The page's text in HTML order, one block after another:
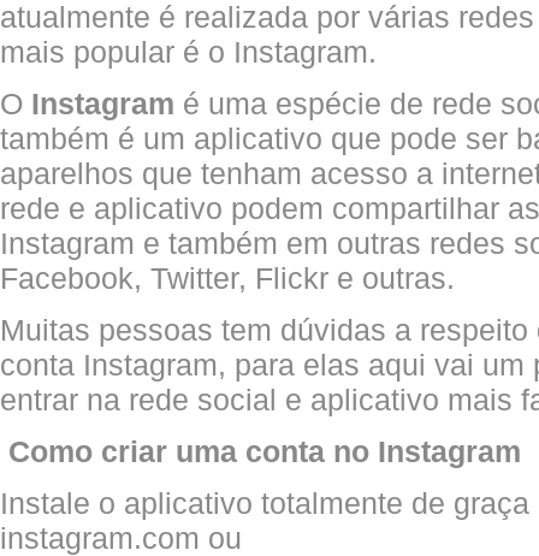
atualmente é realizada por várias
mais popular é o Instagram.
O Instagram é uma espécie de rede
também é um aplicativo que pode ser
aparelhos que tenham acesso a
rede e aplicativo podem compartilhar
Instagram e também em outras redes
Facebook, Twitter, Flickr e outras.
Muitas pessoas tem dúvidas a
conta Instagram, para elas aqui vai um
entrar na rede social e aplicativo mais
Como criar uma conta no Instagram
Instale o aplicativo totalmente de graça
instagram.com ou